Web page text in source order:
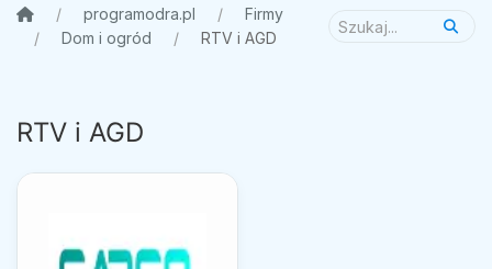
programodra.pl
Firmy
Dom i ogród
RTV i AGD
RTV i AGD